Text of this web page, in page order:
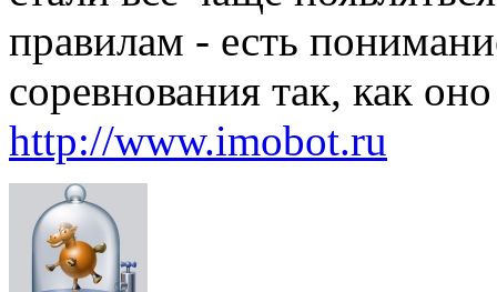
правилам - есть
соревнования так, как
http://www.imobot.ru